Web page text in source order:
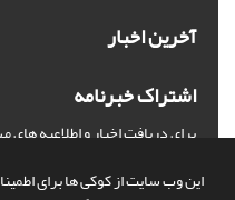
این وب سایت از کوکی ها برای
آخرین اخبار
اشتراک خبرنامه
برای دریافت اخبار و اطلاعیه